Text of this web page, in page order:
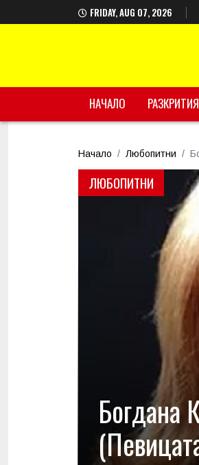
FRIDAY, AUG 07, 2026
НАЧАЛО РАЗКРИТИЯ
Начало Любопитни
ЛЮБОПИТНИ
Богдана